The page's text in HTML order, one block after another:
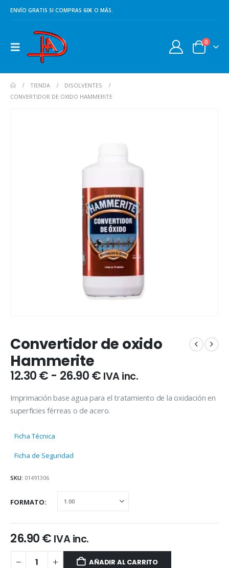
ENVÍO GRATIS SI COMPRAS 60€ O MÁS.
0
TIENDA
DISOLVENTES
CONVERTIDOR DE OXIDO HAMMERITE
Convertidor de oxido
Hammerite
12.30€ - 26.90€Rango
precios:
desde
IVA inc.
Imprimación base agua para el tratamiento de la oxidación en
superficies férreas o de acero.
Ficha Técnica
Ficha de Seguridad
SKU: 01491306
FORMATO
26.90€ IVA inc.
AÑADIR AL CARRITO